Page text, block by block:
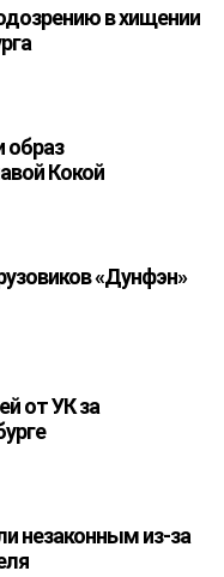
в хищении
образ
Кокой
«Дунфэн»
от УК за
незаконным из-за